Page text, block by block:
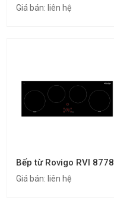
Giá bán: liên hệ
Bếp từ Rovigo RVI 8778
Giá bán: liên hệ